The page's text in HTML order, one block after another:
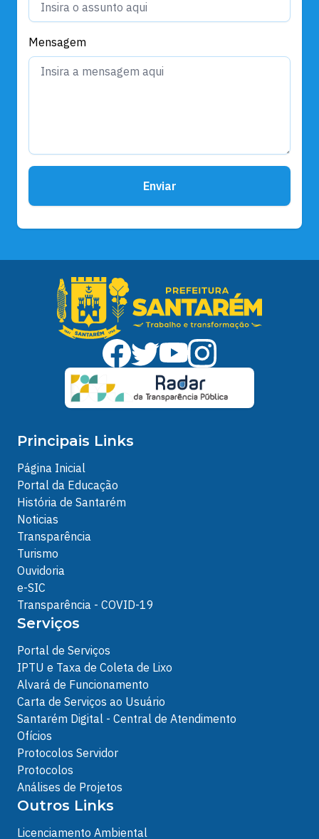
Mensagem
Enviar
Principais Links
Página Inicial
Portal da Educação
História de Santarém
Noticias
Transparência
Turismo
Ouvidoria
e-SIC
Transparência - COVID-19
Serviços
Portal de Serviços
IPTU e Taxa de Coleta de Lixo
Alvará de Funcionamento
Carta de Serviços ao Usuário
Santarém Digital - Central de Atendimento
Ofícios
Protocolos Servidor
Protocolos
Análises de Projetos
Outros Links
Licenciamento Ambiental